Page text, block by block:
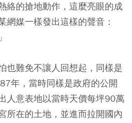
絡的搶地動作，這麼亮眼的成
網媒一樣發出這樣的聲音：
也難免不讓人回想起，同樣是
年，當時同樣是政府的公開
人意表地以當時天價每坪90萬
所在的土地，並進而拉開國內